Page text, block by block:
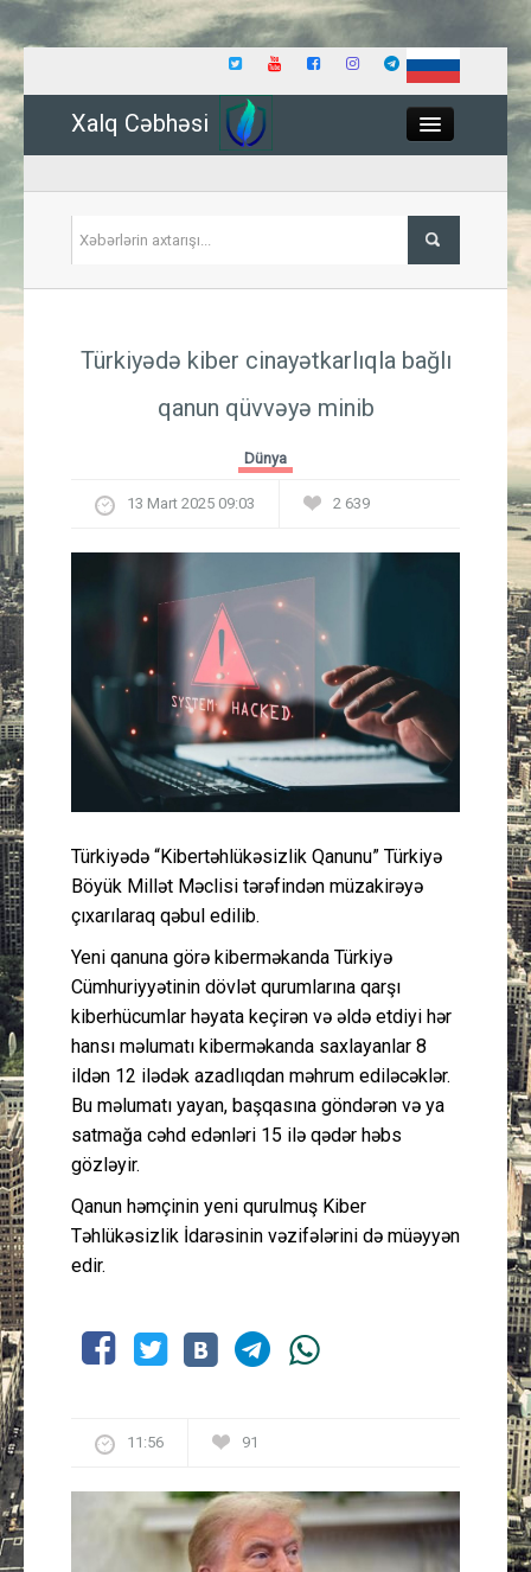
Xalq Cəbhəsi
İqtisadiyyat
Güney Azərbaycan
Müsahibə
İdman
Gündəm
Peşə etikası
Əlaqə
Türkiyədə kiber cinayətkarlıqla bağlı
qanun qüvvəyə minib
Dünya
13 Mart 2025 09:03 2 639
Türkiyədə “Kibertəhlükəsizlik Qanunu” Türkiyə
Böyük Millət Məclisi tərəfindən müzakirəyə
çıxarılaraq qəbul edilib.
Yeni qanuna görə kiberməkanda Türkiyə
Cümhuriyyətinin dövlət qurumlarına qarşı
kiberhücumlar həyata keçirən və əldə etdiyi hər
hansı məlumatı kiberməkanda saxlayanlar 8
ildən 12 ilədək azadlıqdan məhrum ediləcəklər.
Bu məlumatı yayan, başqasına göndərən və ya
satmağa cəhd edənləri 15 ilə qədər həbs
gözləyir.
Qanun həmçinin yeni qurulmuş Kiber
Təhlükəsizlik İdarəsinin vəzifələrini də müəyyən
edir.
11:56 91